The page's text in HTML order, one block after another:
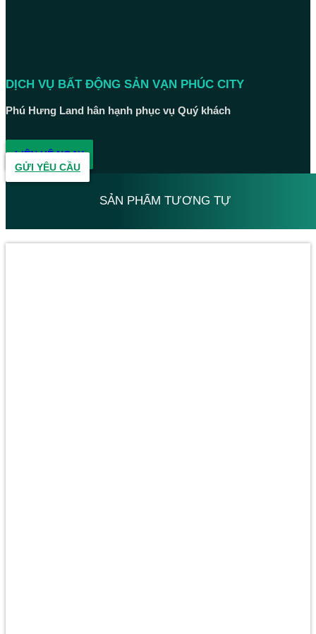
DỊCH VỤ BẤT ĐỘNG SẢN VẠN PHÚC CITY
Phú Hưng Land hân hạnh phục vụ Quý khách
LIÊN HỆ NGAY
GỬI YÊU CẦU
SẢN PHẨM TƯƠNG TỰ